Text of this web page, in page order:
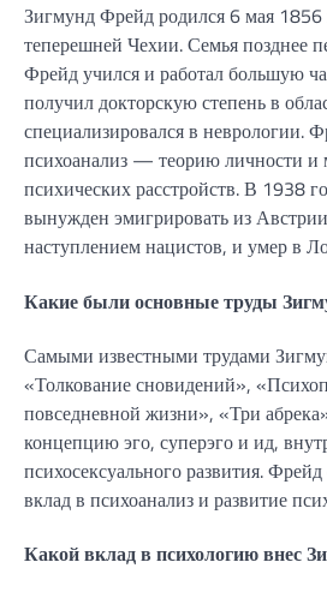
Зигмунд Фрейд родился 6 мая
теперешней Чехии. Семья позднее
Фрейд учился и работал большую
получил докторскую степень в
специализировался в неврологии.
психоанализ — теорию личности и
психических расстройств. В 1938
вынужден эмигрировать из
наступлением нацистов, и умер в
Какие были основные труды
Самыми известными трудами
«Толкование сновидений»,
повседневной жизни», «Три
концепцию эго, суперэго и ид,
психосексуального развития.
вклад в психоанализ и развитие
Какой вклад в психологию внес